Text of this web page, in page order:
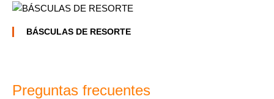
BÁSCULAS DE RESORTE
Preguntas frecuentes